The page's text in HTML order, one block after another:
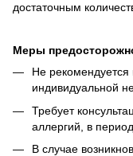
достаточным
Меры
Не рекомендуется
индивидуальной
Требует
аллергий, в
В случае